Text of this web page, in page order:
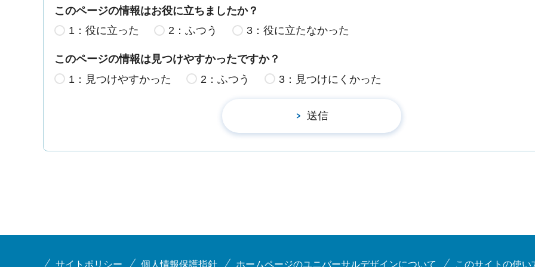
このページの情報はお役に立ちましたか？
1：役に立った
2：ふつう 3：役に立たなかった
このページの情報は見つけやすかったですか？
1：見つけやすかった
2：ふつう 3：見つけにくかった
サイトポリシー 個人情報保護指針 ホームページのユニバーサルデザインについて このサイトの使い